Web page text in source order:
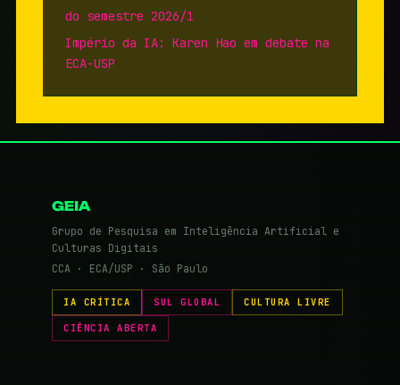
do semestre 2026/1
Império da IA: Karen Hao em debate na
ECA-USP
GEIA
Grupo de Pesquisa em Inteligência Artificial e
Culturas Digitais
CCA · ECA/USP · São Paulo
IA CRÍTICA SUL GLOBAL CULTURA LIVRE
CIÊNCIA ABERTA